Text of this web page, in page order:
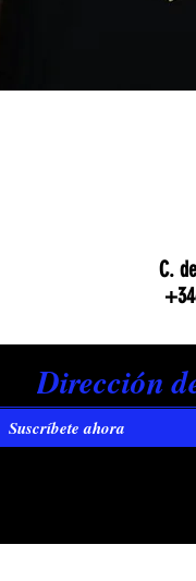
C.
Suscríbete ahora